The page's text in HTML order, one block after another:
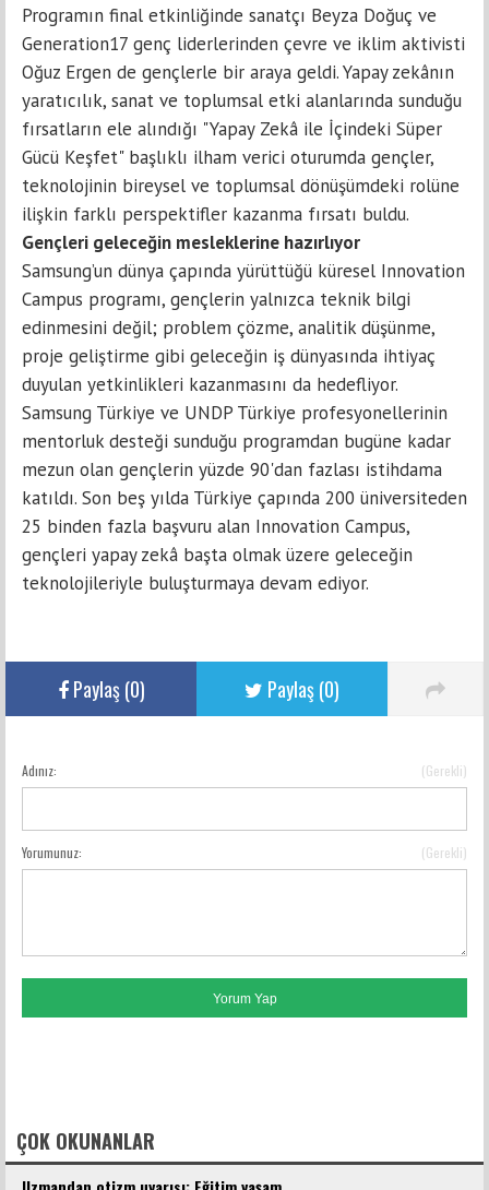
Programın final etkinliğinde sanatçı Beyza Doğuç ve
Generation17 genç liderlerinden çevre ve iklim aktivisti
Oğuz Ergen de gençlerle bir araya geldi. Yapay zekânın
yaratıcılık, sanat ve toplumsal etki alanlarında sunduğu
fırsatların ele alındığı "Yapay Zekâ ile İçindeki Süper
Gücü Keşfet" başlıklı ilham verici oturumda gençler,
teknolojinin bireysel ve toplumsal dönüşümdeki rolüne
ilişkin farklı perspektifler kazanma fırsatı buldu.
Gençleri geleceğin mesleklerine hazırlıyor
Samsung’un dünya çapında yürüttüğü küresel Innovation
Campus programı, gençlerin yalnızca teknik bilgi
edinmesini değil; problem çözme, analitik düşünme,
proje geliştirme gibi geleceğin iş dünyasında ihtiyaç
duyulan yetkinlikleri kazanmasını da hedefliyor.
Samsung Türkiye ve UNDP Türkiye profesyonellerinin
mentorluk desteği sunduğu programdan bugüne kadar
mezun olan gençlerin yüzde 90'dan fazlası istihdama
katıldı. Son beş yılda Türkiye çapında 200 üniversiteden
25 binden fazla başvuru alan Innovation Campus,
gençleri yapay zekâ başta olmak üzere geleceğin
teknolojileriyle buluşturmaya devam ediyor.
Paylaş (0) Paylaş (0)
YORUM GÖNDER
Adınız: (Gerekli)
Yorumunuz: (Gerekli)
ÇOK OKUNANLAR